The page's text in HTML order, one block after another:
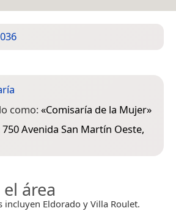
como:«Comisaría de la Mujer»
750 Avenida San Martín Oeste,
área
incluyen Eldorado y Villa Roulet.